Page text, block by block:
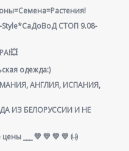
СТОП 9.08-
одежда:)
АНГЛИЯ, ИСПАНИЯ,
ИЗ БЕЛОРУССИИ И НЕ
___ 💚 💛 💚 💛 ㈏